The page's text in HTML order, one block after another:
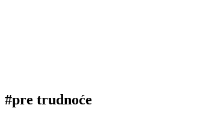
#pre trudnoće